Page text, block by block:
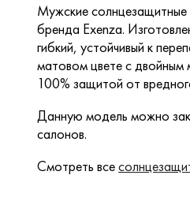
Мужские солнцезащитные
бренда Exenza.
гибкий, устойчивый к
матовом цвете с двойным
100% защитой от
Данную модель можно
салонов.
Смотреть все